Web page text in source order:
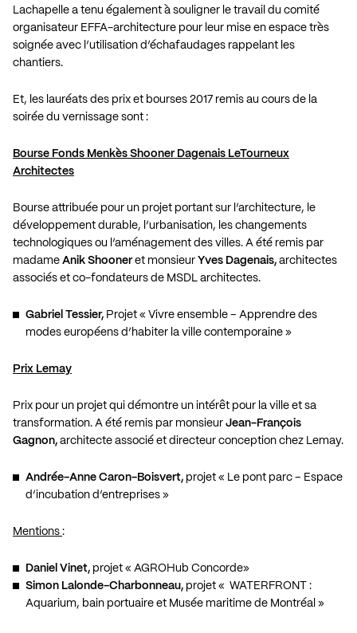
Lachapelle a tenu également à souligner le travail du comité
organisateur EFFA-architecture pour leur mise en espace très
soignée avec l’utilisation d’échafaudages rappelant les
chantiers.
Et, les lauréats des prix et bourses 2017 remis au cours de la
soirée du vernissage sont :
Bourse Fonds Menkès Shooner Dagenais LeTourneux
Architectes
Bourse attribuée pour un projet portant sur l’architecture, le
développement durable, l’urbanisation, les changements
technologiques ou l’aménagement des villes. A été remis par
madame Anik Shooneret monsieur Yves Dagenais, architectes
associés et co-fondateurs de MSDL architectes.
Gabriel Tessier, Projet « Vivre ensemble – Apprendre des
modes européens d’habiter la ville contemporaine »
Prix Lemay
Prix pour un projet qui démontre un intérêt pour la ville et sa
transformation. A été remis par monsieur Jean-François
Gagnon, architecte associé et directeur conception chez Lemay.
Andrée-Anne Caron-Boisvert, projet « Le pont parc – Espace
d’incubation d’entreprises »
Mentions :
Daniel Vinet, projet « AGROHub Concorde»
Simon Lalonde-Charbonneau, projet « WATERFRONT :
Aquarium, bain portuaire et Musée maritime de Montréal »